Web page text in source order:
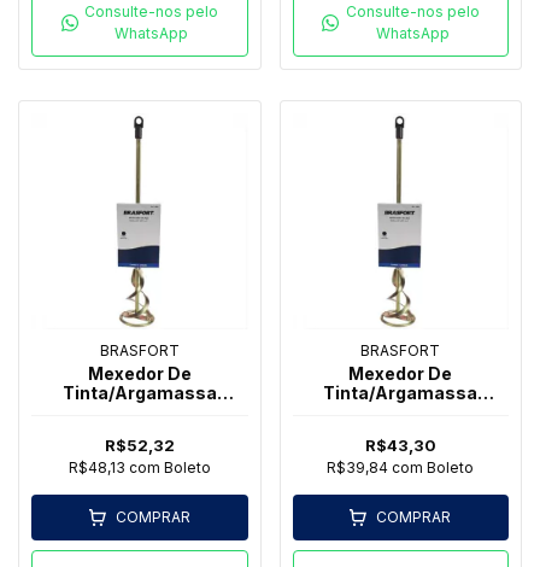
Consulte-nos pelo
WhatsApp
Consulte-nos pelo
WhatsApp
BRASFORT
Mexedor De
Tinta/Argamassa
R$52,32
R$48,13 com Boleto
COMPRAR
BRASFORT
Mexedor De
Tinta/Argamassa
R$43,30
R$39,84com Boleto
COMPRAR